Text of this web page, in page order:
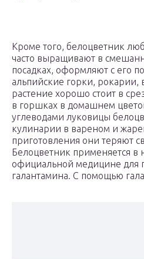
Кроме того, белоцветник
часто выращивают в
посадках, оформляют с его
альпийские горки, рокарии,
растение хорошо стоит в
в горшках в домашнем
углеводами луковицы
кулинарии в вареном и
приготовления они теряют
Белоцветник применяется
официальной медицине для
галантамина. С помощью